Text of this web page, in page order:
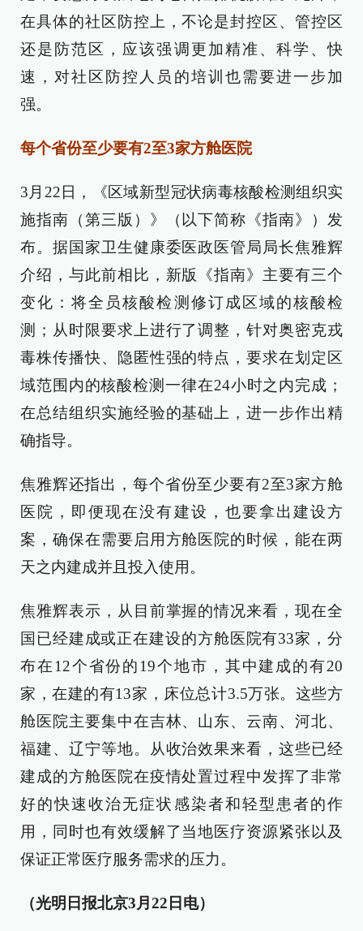
在具体的社区防控上，不论是封控区、管控区
还是防范区，应该强调更加精准、科学、快
速，对社区防控人员的培训也需要进一步加
强。
每个省份至少要有2至3家方舱医院
3月22日，《区域新型冠状病毒核酸检测组织实
施指南（第三版）》（以下简称《指南》）发
布。据国家卫生健康委医政医管局局长焦雅辉
介绍，与此前相比，新版《指南》主要有三个
变化：将全员核酸检测修订成区域的核酸检
测；从时限要求上进行了调整，针对奥密克戎
毒株传播快、隐匿性强的特点，要求在划定区
域范围内的核酸检测一律在24小时之内完成；
在总结组织实施经验的基础上，进一步作出精
确指导。
焦雅辉还指出，每个省份至少要有2至3家方舱
医院，即便现在没有建设，也要拿出建设方
案，确保在需要启用方舱医院的时候，能在两
天之内建成并且投入使用。
焦雅辉表示，从目前掌握的情况来看，现在全
国已经建成或正在建设的方舱医院有33家，分
布在12个省份的19个地市，其中建成的有20
家，在建的有13家，床位总计3.5万张。这些方
舱医院主要集中在吉林、山东、云南、河北、
福建、辽宁等地。从收治效果来看，这些已经
建成的方舱医院在疫情处置过程中发挥了非常
好的快速收治无症状感染者和轻型患者的作
用，同时也有效缓解了当地医疗资源紧张以及
保证正常医疗服务需求的压力。
（光明日报北京3月22日电）